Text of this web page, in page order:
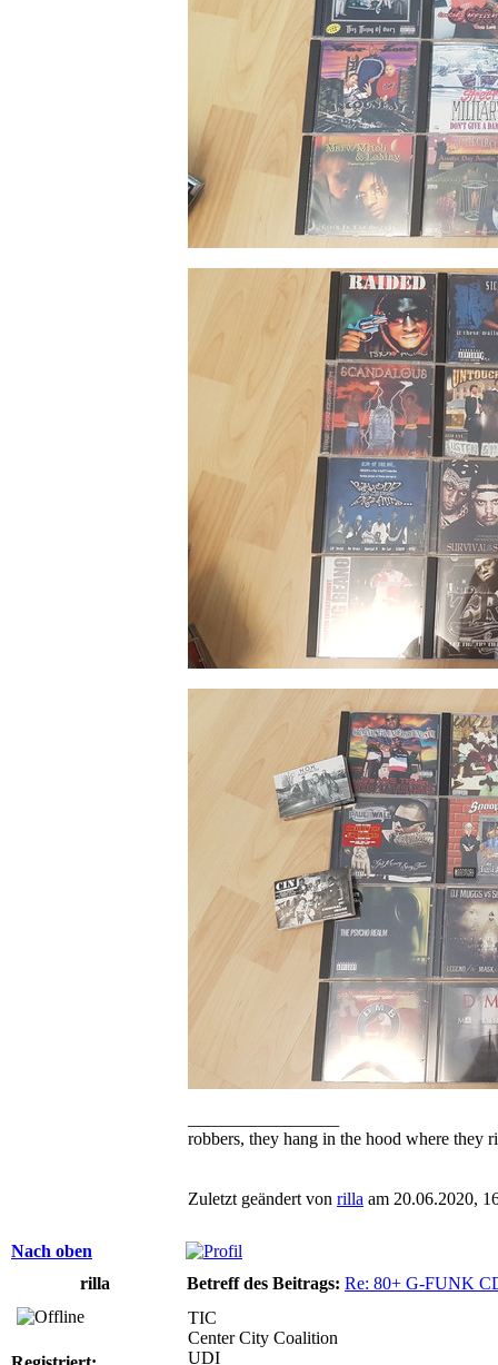
robbers, they hang in the hood where they
Zuletzt geändert von rilla am 20.06.2020,
Nach oben
rilla
Betreff des Beitrags: Re: 80+ G-FUNK
TIC
Center City Coalition
UDI